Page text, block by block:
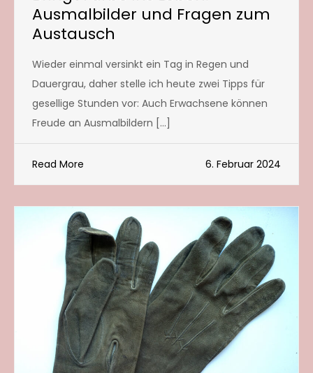
Ausmalbilder und Fragen zum
Austausch
Wieder einmal versinkt ein Tag in Regen und
Dauergrau, daher stelle ich heute zwei Tipps für
gesellige Stunden vor: Auch Erwachsene können
Freude an Ausmalbildern […]
Read More 6. Februar 2024